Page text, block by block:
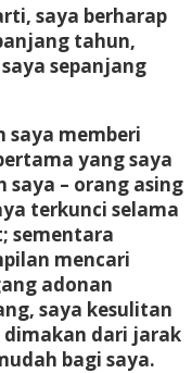
saya berharap
tahun,
sepanjang
saya memberi
yang saya
saya – orang asing
terkunci selama
sementara
mencari
adonan
saya kesulitan
dimakan dari jarak
bagi saya.